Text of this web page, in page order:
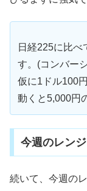
日経225に比べ
す。(コンバー
仮に1ドル100
動くと5,000円
今週のレンジ
続いて、今週の